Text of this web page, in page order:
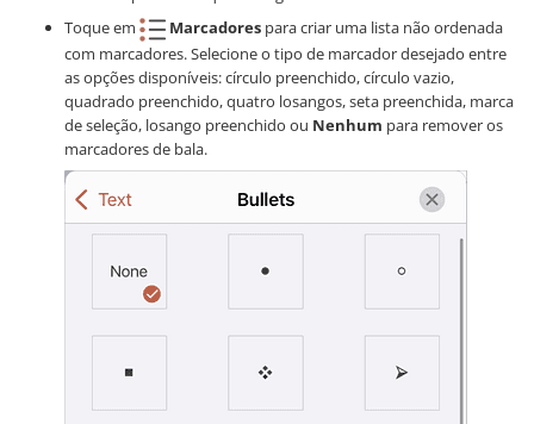
Toque em
Marcadores para criar uma lista não ordenada
com marcadores. Selecione o tipo de marcador desejado entre
as opções disponíveis: círculo preenchido, círculo vazio,
quadrado preenchido, quatro losangos, seta preenchida, marca
de seleção, losango preenchido ou Nenhum para remover os
marcadores de bala.